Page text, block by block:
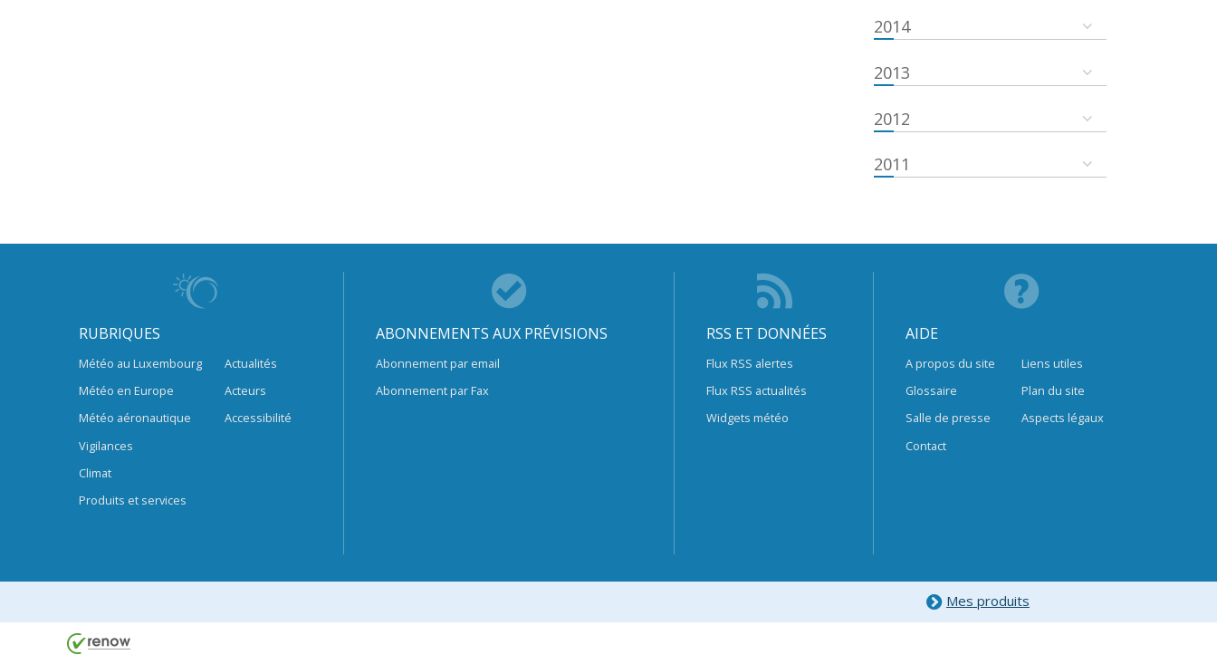
2014
2013
2012
2011
RUBRIQUES
Météo au Luxembourg
Météo en Europe
Météo aéronautique
Vigilances
Climat
Produits et services
Actualités
Acteurs
Accessibilité
ABONNEMENTS AUX PRÉVISIONS
Abonnement par email
Abonnement par Fax
RSS ET DONNÉES
Flux RSS alertes
Flux RSS actualités
Widgets météo
AIDE
A propos du site
Glossaire
Salle de presse
Contact
Liens utiles
Plan du site
Aspects légaux
Mes produits